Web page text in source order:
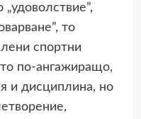
то
спортни
по-ангажиращо,
и дисциплина, но